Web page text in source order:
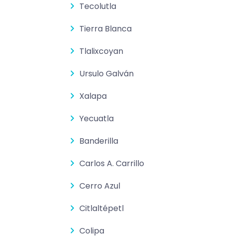
Tecolutla
Tierra Blanca
Tlalixcoyan
Ursulo Galván
Xalapa
Yecuatla
Banderilla
Carlos A. Carrillo
Cerro Azul
Citlaltépetl
Colipa